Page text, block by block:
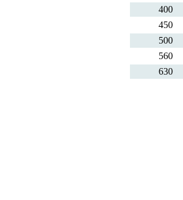
400
450
500
560
630